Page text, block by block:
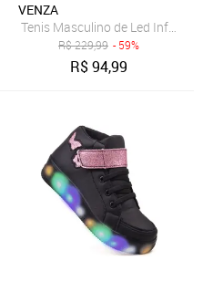
Glitter Calce Facil +
VENZA
Tenis Masculino de Led Infantil
R$229,99 - 59%
R$94,99